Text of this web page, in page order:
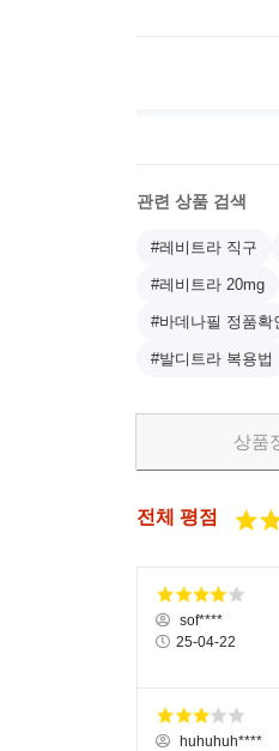
관련 상품 검색
#레비트라 직구
#레비트라 20mg
#바데나필 정품확
#발디트라 복용법
상품
전체 평점
sof****
25-04-22
huhuhuh****